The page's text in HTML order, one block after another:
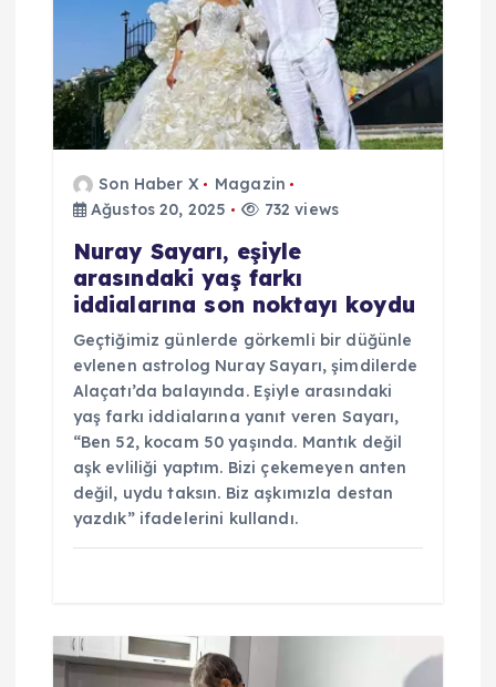
m
e
s
Son Haber X
Magazin
Ağustos 20, 2025
732 views
Nuray Sayarı, eşiyle
arasındaki yaş farkı
iddialarına son noktayı koydu
Geçtiğimiz günlerde görkemli bir düğünle
evlenen astrolog Nuray Sayarı, şimdilerde
Alaçatı’da balayında. Eşiyle arasındaki
yaş farkı iddialarına yanıt veren Sayarı,
“Ben 52, kocam 50 yaşında. Mantık değil
aşk evliliği yaptım. Bizi çekemeyen anten
değil, uydu taksın. Biz aşkımızla destan
yazdık” ifadelerini kullandı.